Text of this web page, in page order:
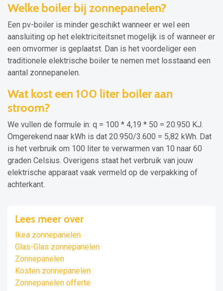
Welke boiler bij zonnepanelen?
Een pv-boiler is minder geschikt wanneer er wel een
aansluiting op het elektriciteitsnet mogelijk is of wanneer er
een omvormer is geplaatst. Dan is het voordeliger een
traditionele elektrische boiler te nemen met losstaand een
aantal zonnepanelen.
Wat kost een 100 liter boiler aan
stroom?
We vullen de formule in: q = 100 * 4,19 * 50 = 20.950 KJ.
Omgerekend naar kWh is dat 20.950/3.600 = 5,82 kWh. Dat
is het verbruik om 100 liter te verwarmen van 10 naar 60
graden Celsius. Overigens staat het verbruik van jouw
elektrische apparaat vaak vermeld op de verpakking of
achterkant.
Lees meer over
Ikea zonnepanelen
Glas-Glas zonnepanelen
Zonnepanelen
Kosten zonnepanelen
Zonnepanelen offerte